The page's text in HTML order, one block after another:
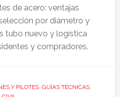
de acero: ventajas
por diámetro y
tubo nuevo y logística
y compradores.
Y PILOTES, GUÍAS TÉCNICAS,